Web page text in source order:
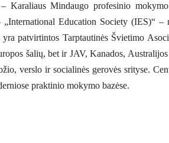
Karaliaus Mindaugo profesinio
Education Society (IES)“ –
patvirtintos Tarptautinės Švietimo
šalių, bet ir JAV, Kanados,
verslo ir socialinės gerovės srityse.
praktinio mokymo bazėse.